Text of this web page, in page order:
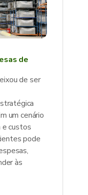
de
de ser
um cenário
e custos
pode
às